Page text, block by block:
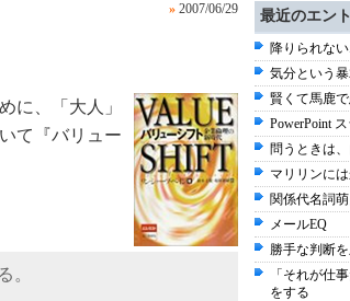
» 2007/06/29
に、「大人」
て『バリュー
。
最近のエン
降りられな
気分という
賢くて馬鹿
PowerPoint
問うときは
マリリンに
関係代名詞萌
メールEQ
勝手な判断
「それが仕
をする